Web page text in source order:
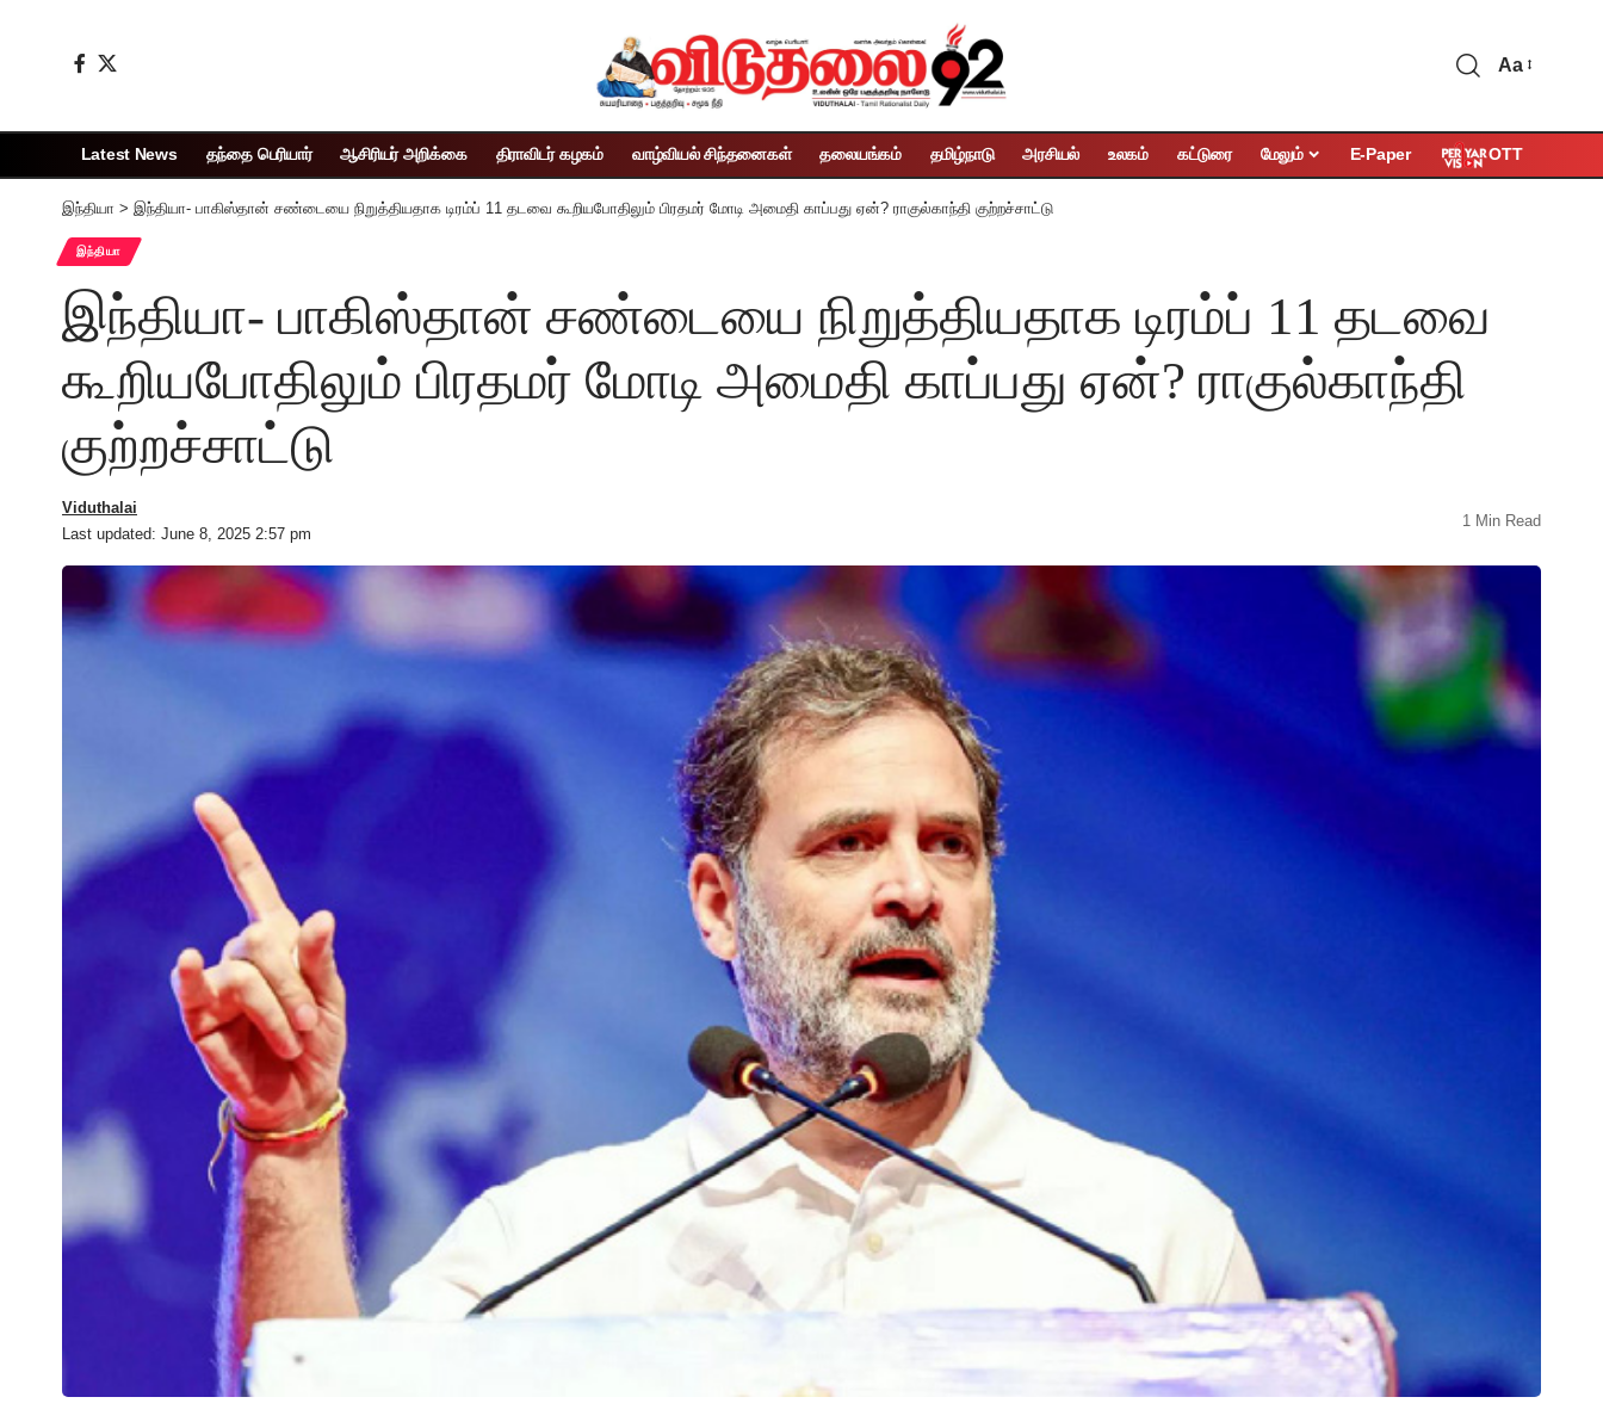
Aa
Latest News தந்தை பெரியார் ஆசிரியர் அறிக்கை திராவிடர் கழகம் வாழ்வியல் சிந்தனைகள் தலையங்கம் தமிழ்நாடு அரசியல் உலகம் கட்டுரை மேலும் E-Paper OTT
இந்தியா > இந்தியா- பாகிஸ்தான் சண்டையை நிறுத்தியதாக டிரம்ப் 11 தடவை கூறியபோதிலும் பிரதமர் மோடி அமைதி காப்பது ஏன்? ராகுல்காந்தி குற்றச்சாட்டு
இந்தியா
இந்தியா- பாகிஸ்தான் சண்டையை நிறுத்தியதாக டிரம்ப் 11 தடவை
கூறியபோதிலும் பிரதமர் மோடி அமைதி காப்பது ஏன்? ராகுல்காந்தி
குற்றச்சாட்டு
Last updated: June 8, 2025 2:57 pm
Viduthalai
1 Min Read